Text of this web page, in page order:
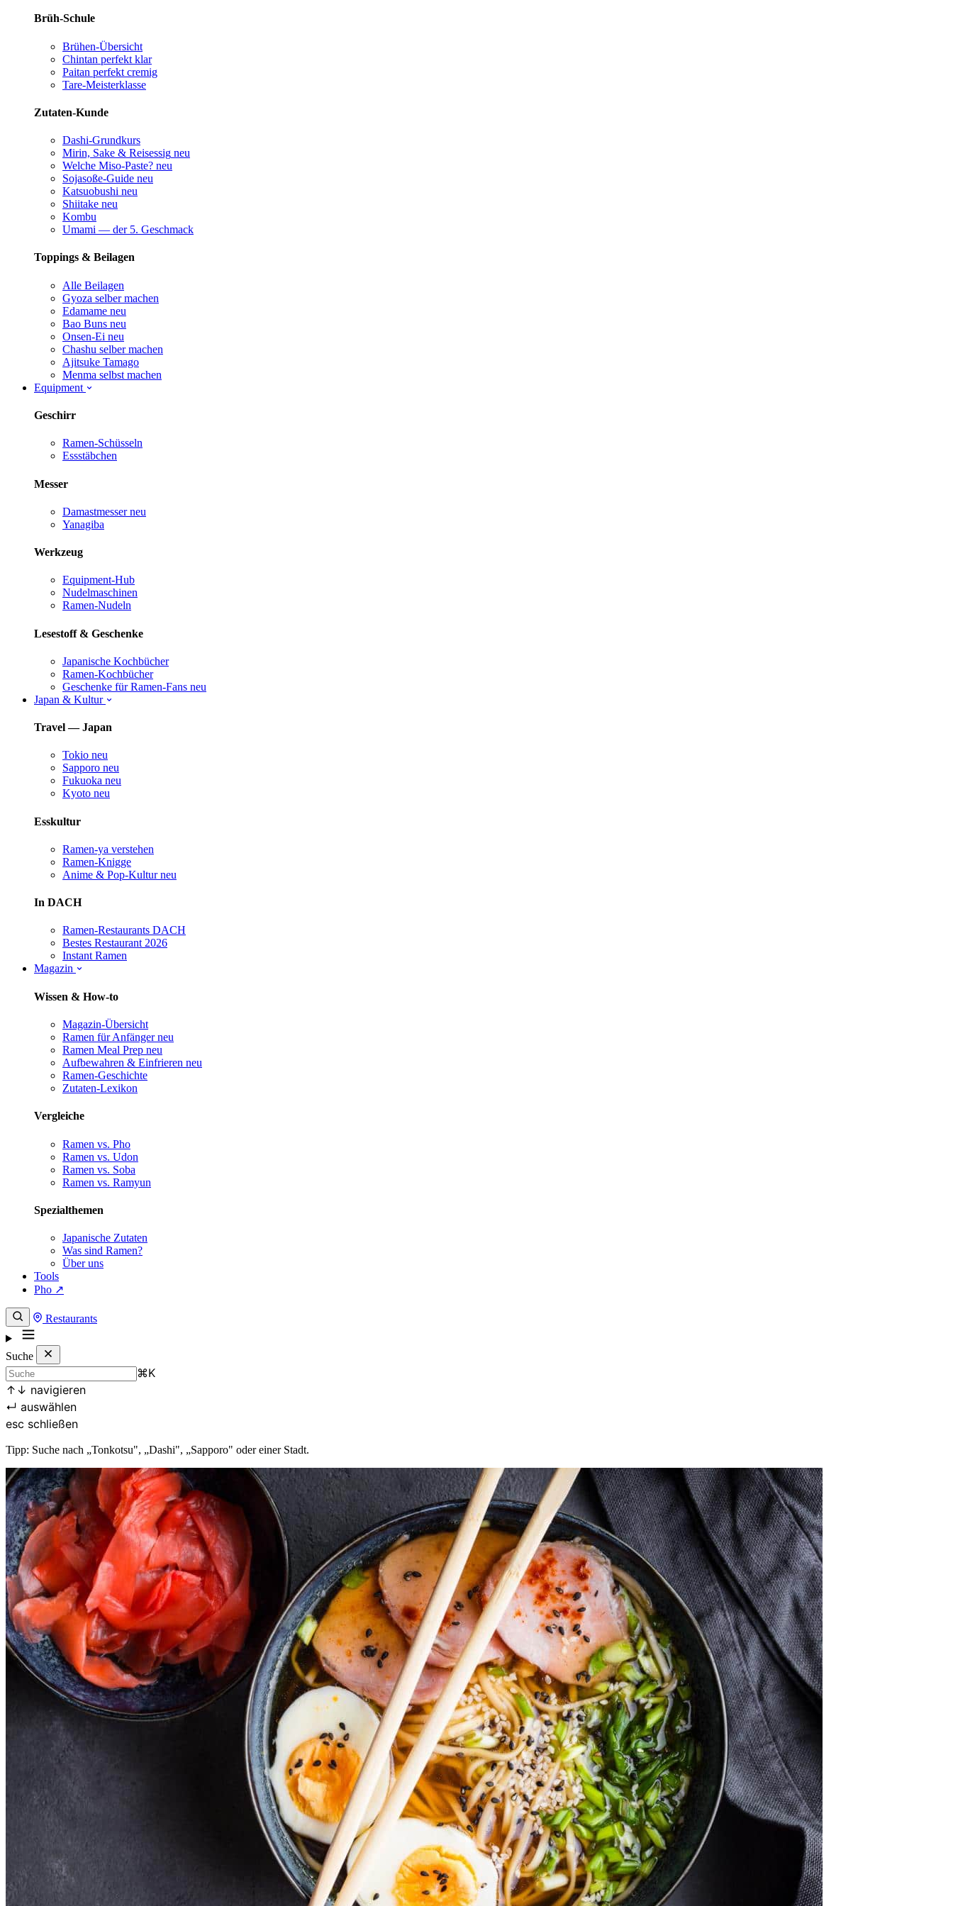
Brüh-Schule
Brühen-Übersicht
Chintan perfekt klar
Paitan perfekt cremig
Tare-Meisterklasse
Zutaten-Kunde
Dashi-Grundkurs
Mirin, Sake & Reisessig neu
Welche Miso-Paste? neu
Sojasoße-Guide neu
Katsuobushi neu
Shiitake neu
Kombu
Umami — der 5. Geschmack
Toppings & Beilagen
Alle Beilagen
Gyoza selber machen
Edamame neu
Bao Buns neu
Onsen-Ei neu
Chashu selber machen
Ajitsuke Tamago
Menma selbst machen
Equipment
Geschirr
Ramen-Schüsseln
Essstäbchen
Messer
Damastmesser neu
Yanagiba
Werkzeug
Equipment-Hub
Nudelmaschinen
Ramen-Nudeln
Lesestoff & Geschenke
Japanische Kochbücher
Ramen-Kochbücher
Geschenke für Ramen-Fans neu
Japan & Kultur
Travel — Japan
Tokio neu
Sapporo neu
Fukuoka neu
Kyoto neu
Esskultur
Ramen-ya verstehen
Ramen-Knigge
Anime & Pop-Kultur neu
In DACH
Ramen-Restaurants DACH
Bestes Restaurant 2026
Instant Ramen
Magazin
Wissen & How-to
Magazin-Übersicht
Ramen für Anfänger neu
Ramen Meal Prep neu
Aufbewahren & Einfrieren neu
Ramen-Geschichte
Zutaten-Lexikon
Vergleiche
Ramen vs. Pho
Ramen vs. Udon
Ramen vs. Soba
Ramen vs. Ramyun
Spezialthemen
Japanische Zutaten
Was sind Ramen?
Über uns
Tools
Pho ↗
Restaurants
Suche
⌘K
↑ ↓ navigieren
↵ auswählen
esc schließen
Tipp: Suche nach „Tonkotsu", „Dashi", „Sapporo" oder einer Stadt.